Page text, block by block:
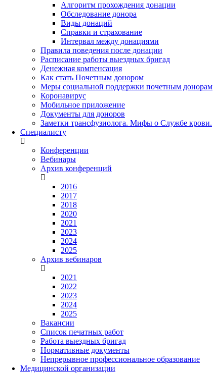
Алгоритм прохождения донации
Обследование донора
Виды донаций
Справки и страхование
Интервал между донациями
Правила поведения после донации
Расписание работы выездных бригад
Денежная компенсация
Как стать Почетным донором
Меры социальной поддержки почетным донорам
Коронавирус
Мобильное приложение
Документы для доноров
Заметки трансфузиолога. Мифы о Службе крови.
Специалисту
Конференции
Вебинары
Архив конференций
2016
2017
2018
2020
2021
2023
2024
2025
Архив вебинаров
2021
2022
2023
2024
2025
Вакансии
Список печатных работ
Работа выездных бригад
Нормативные документы
Непрерывное профессиональное образование
Медицинской организации